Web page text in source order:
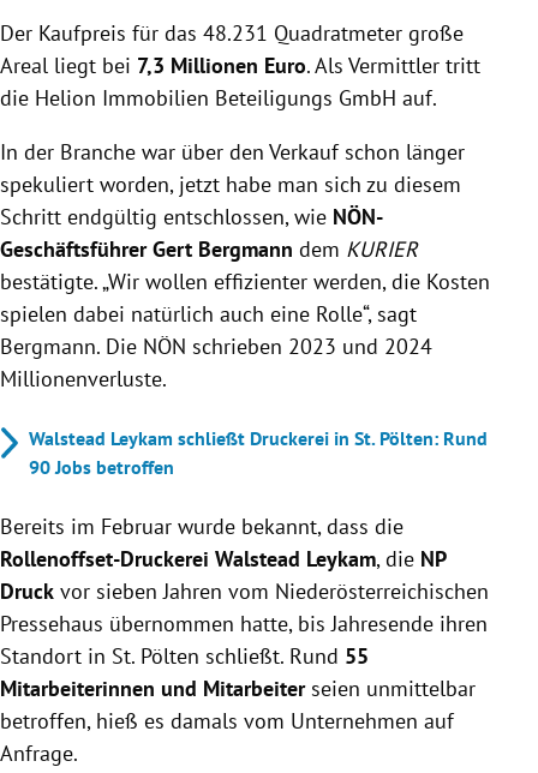
Der Kaufpreis für das 48.231 Quadratmeter große
Areal liegt bei 7,3 Millionen Euro. Als Vermittler tritt
die Helion Immobilien Beteiligungs GmbH auf.
In der Branche war über den Verkauf schon länger
spekuliert worden, jetzt habe man sich zu diesem
Schritt endgültig entschlossen, wie NÖN-
Geschäftsführer Gert Bergmann dem KURIER
bestätigte. „Wir wollen effizienter werden, die Kosten
spielen dabei natürlich auch eine Rolle“, sagt
Bergmann. Die NÖN schrieben 2023 und 2024
Millionenverluste.
Walstead Leykam schließt Druckerei in St. Pölten: Rund
90 Jobs betroffen
Bereits im Februar wurde bekannt, dass die
Rollenoffset-Druckerei Walstead Leykam, die NP
Druck vor sieben Jahren vom Niederösterreichischen
Pressehaus übernommen hatte, bis Jahresende ihren
Standort in St. Pölten schließt. Rund 55
Mitarbeiterinnen und Mitarbeiterseien unmittelbar
betroffen, hieß es damals vom Unternehmen auf
Anfrage.